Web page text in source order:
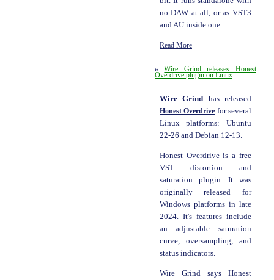
no DAW at all, or as VST3
and AU inside one.
Read More
» Wire Grind releases Honest
Overdrive plugin on Linux
Wire Grind has released
Honest Overdrive for several
Linux platforms: Ubuntu
22-26 and Debian 12-13.
Honest Overdrive is a free
VST distortion and
saturation plugin. It was
originally released for
Windows platforms in late
2024. It's features include
an adjustable saturation
curve, oversampling, and
status indicators.
Wire Grind says Honest